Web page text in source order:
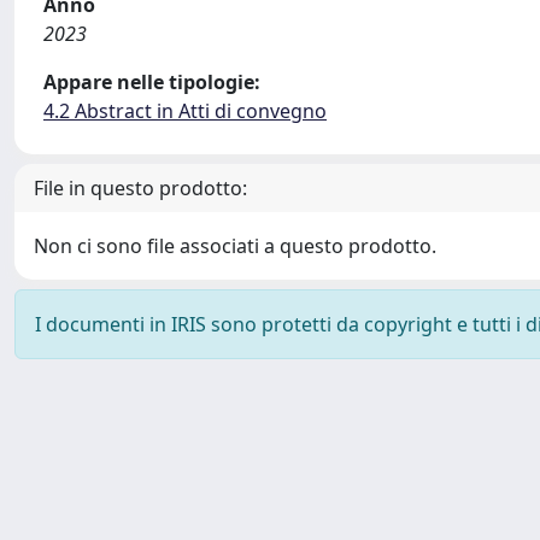
2023
Appare nelle tipologie:
4.2 Abstract in Atti di convegno
File in questo prodotto:
Non ci sono file associati a questo prodotto.
I documenti in IRIS sono protetti da copyright e tutti i